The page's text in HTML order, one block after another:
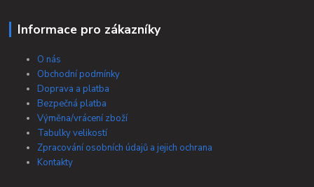
Informace pro zákazníky
O nás
Obchodní podmínky
Doprava a platba
Bezpečná platba
Výměna/vrácení zboží
Tabulky velikostí
Zpracování osobních údajů a jejich ochrana
Kontakty